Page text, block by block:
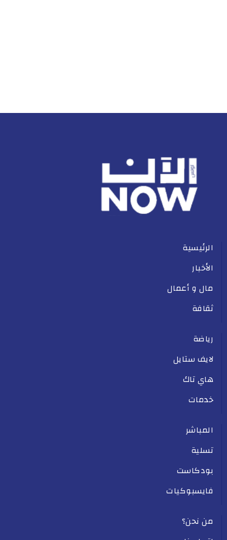
الرئيسية
الأخبار
مال و أعمال
ثقافة
رياضة
لايف ستايل
هاي تاك
خدمات
المباشر
تسلية
بودكاست
فايسبوكيات
من نحن؟